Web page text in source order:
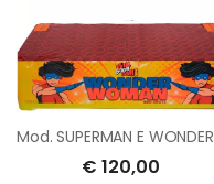
Mod.SUPERMAN E WONDER WOMAN
€ 120,00